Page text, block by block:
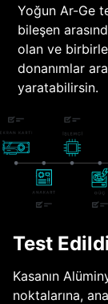
Yoğun Ar-Ge
bileşen
olan ve
donanımlar
yaratabilirsin.
Test
Kasanın
noktalarına,